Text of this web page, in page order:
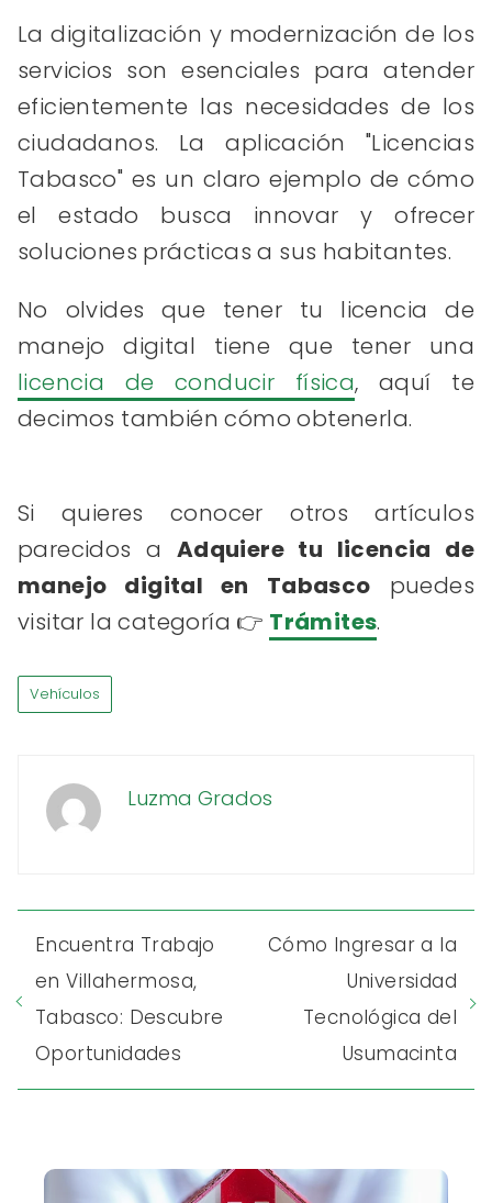
La digitalización y modernización de los
servicios son esenciales para atender
eficientemente las necesidades de los
ciudadanos. La aplicación "Licencias
Tabasco" es un claro ejemplo de cómo
el estado busca innovar y ofrecer
soluciones prácticas a sus habitantes.
No olvides que tener tu licencia de
manejo digital tiene que tener una
licencia de conducir física, aquí te
decimos también cómo obtenerla.
Si quieres conocer otros artículos
parecidos a Adquiere tu licencia de
manejo digital en Tabasco puedes
visitar la categoría 👉 Trámites.
Vehículos
Luzma Grados
Encuentra Trabajo
en Villahermosa,
Tabasco: Descubre
Oportunidades
Cómo Ingresar a la
Universidad
Tecnológica del
Usumacinta